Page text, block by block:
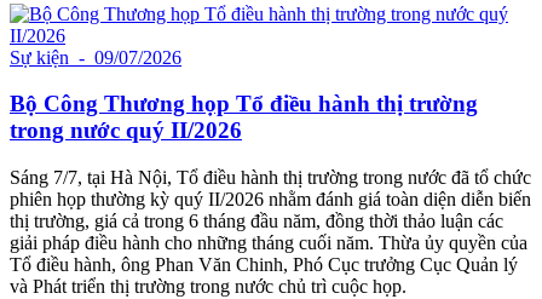
Sự kiện - 09/07/2026
Bộ Công Thương họp Tổ điều hành thị trường
trong nước quý II/2026
Sáng 7/7, tại Hà Nội, Tổ điều hành thị trường trong nước đã tổ chức
phiên họp thường kỳ quý II/2026 nhằm đánh giá toàn diện diễn biến
thị trường, giá cả trong 6 tháng đầu năm, đồng thời thảo luận các
giải pháp điều hành cho những tháng cuối năm. Thừa ủy quyền của
Tổ điều hành, ông Phan Văn Chinh, Phó Cục trưởng Cục Quản lý
và Phát triển thị trường trong nước chủ trì cuộc họp.